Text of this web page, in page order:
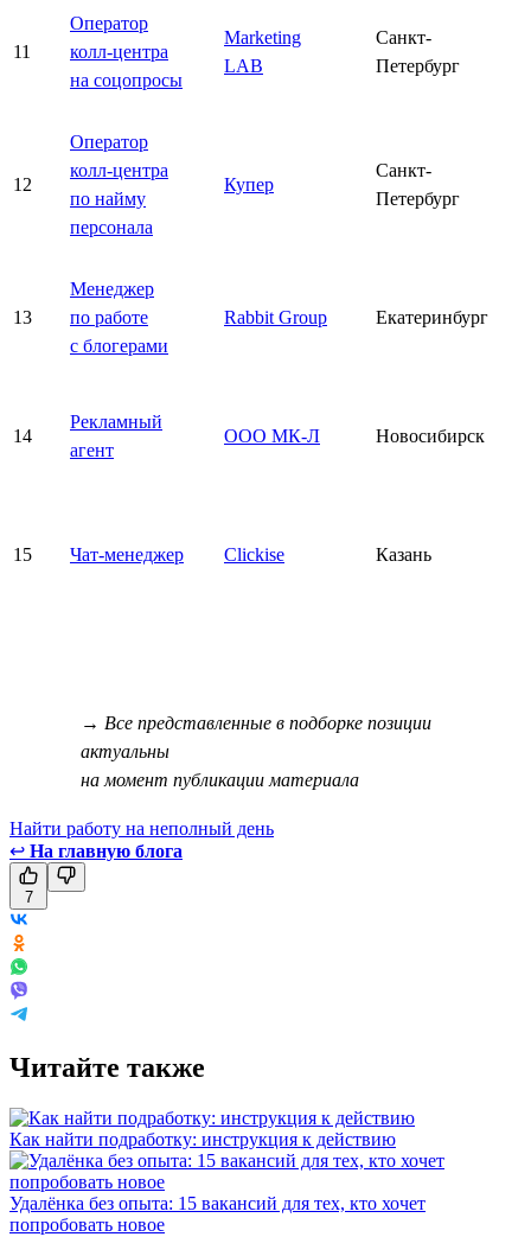
11
Оператор
колл-центра
на соцопросы
Marketing
LAB
Санкт-
Петербург
12
Оператор
колл-центра
по найму
персонала
Купер
Санкт-
Петербург
13
Менеджер
по работе
с блогерами
Rabbit Group Екатеринбург
14
Рекламный
агент
ООО МК-Л Новосибирск
15 Чат-менеджер Clickise Казань
→ Все представленные в подборке позиции
актуальны
на момент публикации материала
Найти работу на неполный день
↩ На главную блога
7
Читайте также
Как найти подработку: инструкция к действию
Удалёнка без опыта: 15 вакансий для тех, кто хочет
попробовать новое